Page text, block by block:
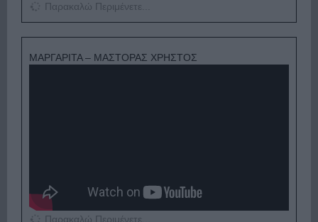
Παρακαλώ Περιμένετε...
ΜΑΡΓΑΡΙΤΑ – ΜΑΣΤΟΡΑΣ ΧΡΗΣΤΟΣ
Παρακαλώ Περιμένετε...